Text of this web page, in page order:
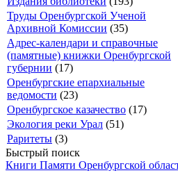
Труды Оренбургской Ученой
Архивной Комиссии (35)
Адрес-календари и справочные
(памятные) книжки Оренбургской
губернии (17)
Оренбургские епархиальные
ведомости (23)
Оренбургское казачество (17)
Экология реки Урал (51)
Раритеты (3)
Быстрый поиск
Книги Памяти Оренбургской